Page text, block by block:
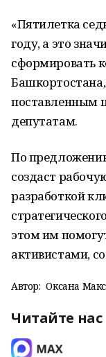
«Пятилетка
году, а это
сформировать
поставленным
депутатам.
По
создаст
разработкой
этом им
активистами,
Автор: Оксана
Читайте нас